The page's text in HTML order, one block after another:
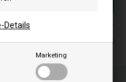
Marketing
Details
Auf lager
Lieferung 2-4 Wochentage